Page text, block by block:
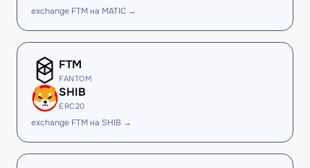
exchange FTM на MATIC →
FTM
FANTOM
SHIB
ERC20
exchange FTM на SHIB →